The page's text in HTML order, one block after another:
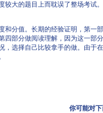
较大的题目上而耽误了整场考试
分值。长期的经验证明，第一
四部分做阅读理解，因为这一部
选择自己比较拿手的做。由于
你可能对